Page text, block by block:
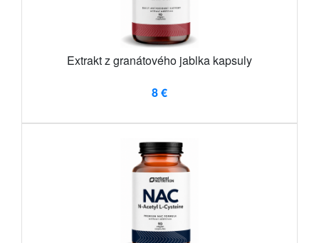
Extrakt z granátového jablka kapsuly
8 €